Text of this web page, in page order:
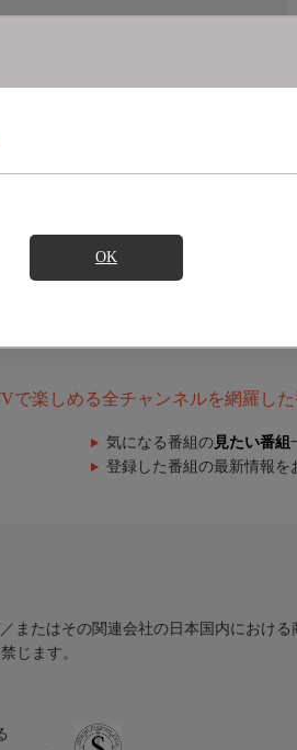
OK
で楽しめる全チャンネルを網羅した
気になる番組の 見たい番組
登録した番組の最新情報を
またはその関連会社の日本国内における
じます。